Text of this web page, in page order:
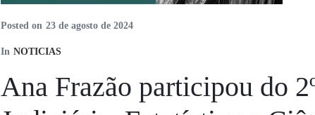
Posted on 23 de agosto de 2024
In NOTICIAS
Ana Frazão participou do